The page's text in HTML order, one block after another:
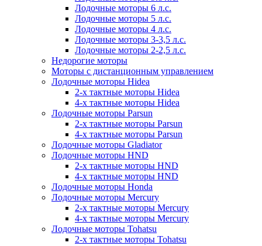
Лодочные моторы 6 л.с.
Лодочные моторы 5 л.с.
Лодочные моторы 4 л.с.
Лодочные моторы 3-3,5 л.с.
Лодочные моторы 2-2,5 л.с.
Недорогие моторы
Моторы с дистанционным управлением
Лодочные моторы Hidea
2-х тактные моторы Hidea
4-х тактные моторы Hidea
Лодочные моторы Parsun
2-х тактные моторы Parsun
4-х тактные моторы Parsun
Лодочные моторы Gladiator
Лодочные моторы HND
2-х тактные моторы HND
4-х тактные моторы HND
Лодочные моторы Honda
Лодочные моторы Mercury
2-х тактные моторы Mercury
4-х тактные моторы Mercury
Лодочные моторы Tohatsu
2-х тактные моторы Tohatsu